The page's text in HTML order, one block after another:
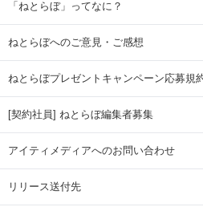
「ねとらぼ」ってなに？
ねとらぼへのご意見・ご感想
ねとらぼプレゼントキャンペーン応募規
[契約社員] ねとらぼ編集者募集
アイティメディアへのお問い合わせ
リリース送付先